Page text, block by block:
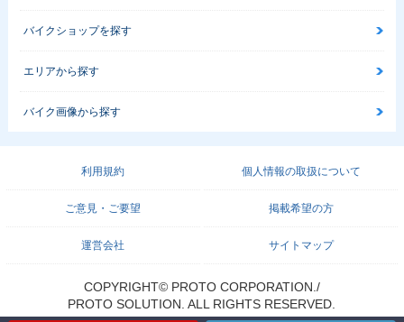
バイクショップを探す
エリアから探す
バイク画像から探す
利用規約 個人情報の取扱について
ご意見・ご要望 掲載希望の方
運営会社 サイトマップ
COPYRIGHT© PROTO CORPORATION./
PROTO SOLUTION. ALL RIGHTS RESERVED.